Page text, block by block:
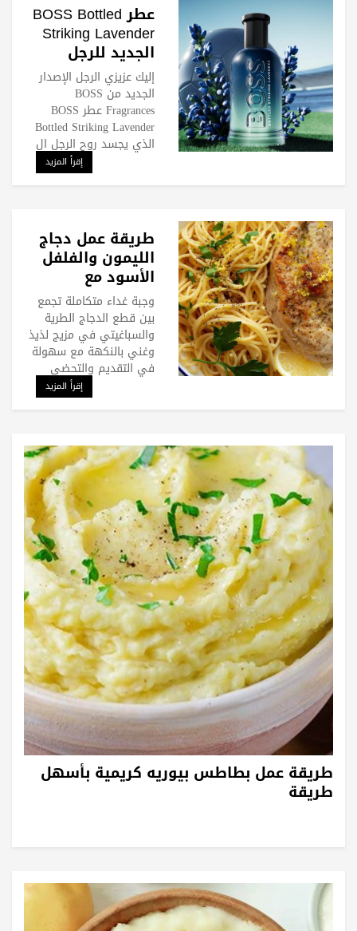
عطر BOSS Bottled
Striking Lavender
الجديد للرجل
الرياضي
إليك عزيزي الرجل الإصدار
الجديد من BOSS
Fragrances عطر BOSS
Bottled Striking Lavender
الذي يجسد روح الرجل ال
إقرأ المزيد
طريقة عمل دجاج
الليمون والفلفل
الأسود مع
السباغيتي
وجبة غداء متكاملة تجمع
بين قطع الدجاج الطرية
والسباغيتي في مزيج لذيذ
وغني بالنكهة مع سهولة
في التقديم والتحضي
إقرأ المزيد
طريقة عمل بطاطس بيوريه كريمية بأسهل
طريقة